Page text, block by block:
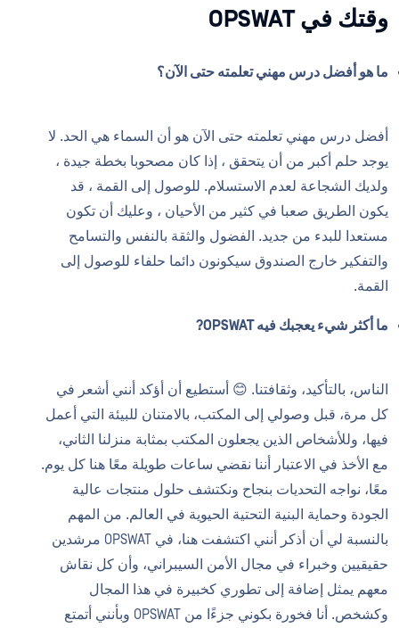
وقتك في OPSWAT
ما هو أفضل درس مهني تعلمته حتى الآن؟
أفضل درس مهني تعلمته حتى الآن هو أن السماء هي الحد. لا
يوجد حلم أكبر من أن يتحقق ، إذا كان مصحوبا بخطة جيدة ،
ولديك الشجاعة لعدم الاستسلام. للوصول إلى القمة ، قد
يكون الطريق صعبا في كثير من الأحيان ، وعليك أن تكون
مستعدا للبدء من جديد. الفضول والثقة بالنفس والتسامح
والتفكير خارج الصندوق سيكونون دائما حلفاء للوصول إلى
القمة.
ما أكثر شيء يعجبك فيه OPSWAT?
الناس، بالتأكيد، وثقافتنا. 😊 أستطيع أن أؤكد أنني أشعر في
كل مرة، قبل وصولي إلى المكتب، بالامتنان للبيئة التي أعمل
فيها، وللأشخاص الذين يجعلون المكتب بمثابة منزلنا الثاني،
مع الأخذ في الاعتبار أننا نقضي ساعات طويلة معًا هنا كل يوم.
معًا، نواجه التحديات بنجاح ونكتشف حلول منتجات عالية
الجودة وحماية البنية التحتية الحيوية في العالم. من المهم
بالنسبة لي أن أذكر أنني اكتشفت هنا، في OPSWAT مرشدين
حقيقيين وخبراء في مجال الأمن السيبراني، وأن كل نقاش
معهم يمثل إضافة إلى تطوري كخبيرة في هذا المجال
وكشخص. أنا فخورة بكوني جزءًا من OPSWAT وبأنني أتمتع